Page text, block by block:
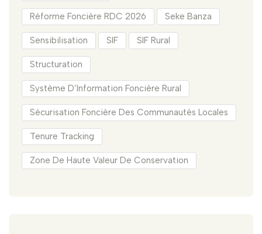
Réforme Foncière RDC 2026 Seke Banza
Sensibilisation SIF SIF Rural
Structuration
Système D’Information Foncière Rural
Sécurisation Foncière Des Communautés Locales
Tenure Tracking
Zone De Haute Valeur De Conservation